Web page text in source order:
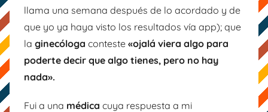
llama una semana después de lo acordado y de
que yo ya haya visto los resultados vía app); que
la ginecóloga conteste «ojalá viera algo para
poderte decir que algo tienes, pero no hay
nada».
Fui a una médica cuya respuesta a mi